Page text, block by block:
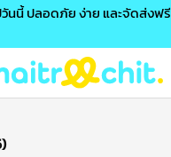
นนี้ ปลอดภัย ง่าย และจัดส่งฟรี